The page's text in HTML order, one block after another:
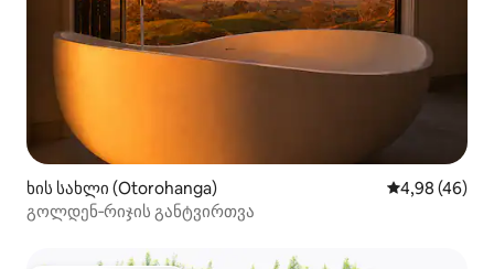
ხის სახლი (Otorohanga) საშუალო
4,98 (46)
გოლდენ‑რიჯის განტვირთვა